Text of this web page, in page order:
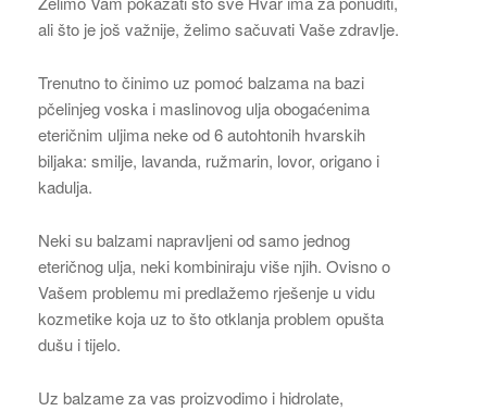
ali što je još važnije, želimo sačuvati Vaše zdravlje.
Trenutno to činimo uz pomoć balzama na bazi
pčelinjeg voska i maslinovog ulja obogaćenima
eteričnim uljima neke od 6 autohtonih hvarskih
biljaka: smilje, lavanda, ružmarin, lovor, origano i
kadulja.
Neki su balzami napravljeni od samo jednog
eteričnog ulja, neki kombiniraju više njih. Ovisno o
Vašem problemu mi predlažemo rješenje u vidu
kozmetike koja uz to što otklanja problem opušta
dušu i tijelo.
Uz balzame za vas proizvodimo i hidrolate,